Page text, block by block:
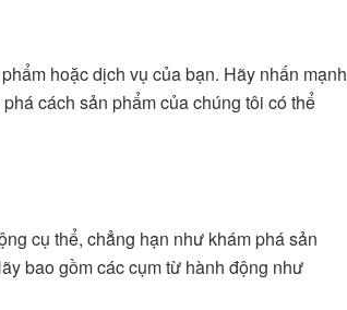
hoặc dịch vụ của bạn. Hãy nhấn mạnh
cách sản phẩm của chúng tôi có thể
cụ thể, chẳng hạn như khám phá sản
bao gồm các cụm từ hành động như